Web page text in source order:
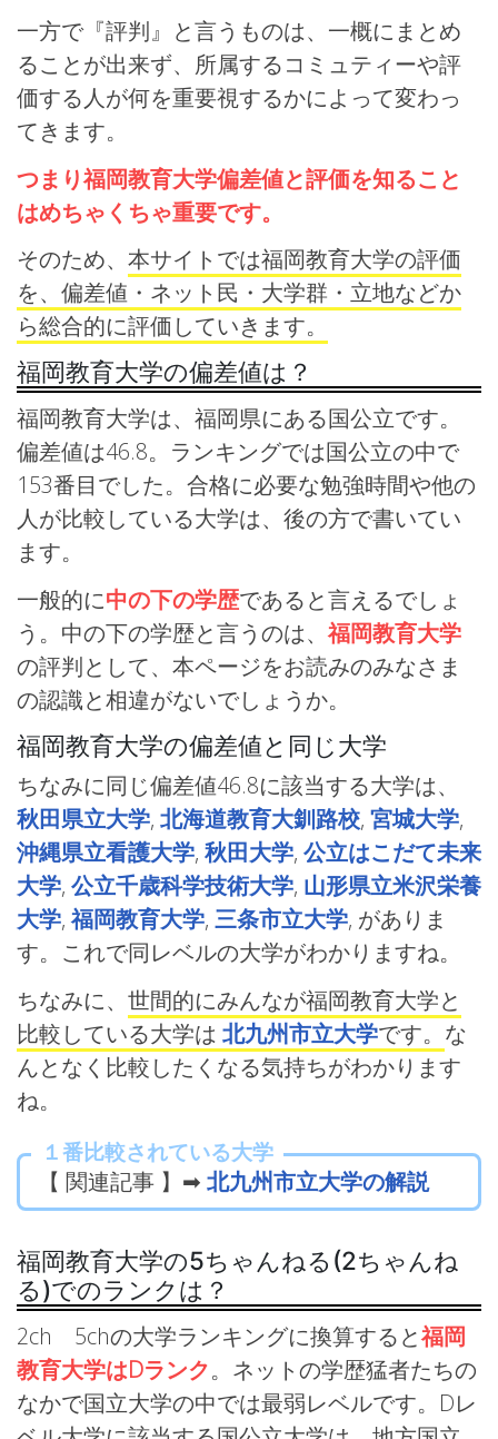
一方で『評判』と言うものは、一概にまとめ
ることが出来ず、所属するコミュティーや評
価する人が何を重要視するかによって変わっ
てきます。
つまり福岡教育大学偏差値と評価を知ること
はめちゃくちゃ重要です。
そのため、 本サイトでは福岡教育大学の評価
を、偏差値・ネット民・大学群・立地などか
ら総合的に評価していきます。
福岡教育大学の偏差値は？
福岡教育大学は、福岡県にある国公立です。
偏差値は46.8。ランキングでは国公立の中で
153番目でした。合格に必要な勉強時間や他の
人が比較している大学は、後の方で書いてい
ます。
一般的に中の下の学歴であると言えるでしょ
う。中の下の学歴と言うのは、福岡教育大学
の評判として、本ページをお読みのみなさま
の認識と相違がないでしょうか。
福岡教育大学の偏差値と同じ大学
ちなみに同じ偏差値46.8に該当する大学は、
秋田県立大学, 北海道教育大釧路校, 宮城大学,
沖縄県立看護大学, 秋田大学, 公立はこだて未来
大学, 公立千歳科学技術大学, 山形県立米沢栄養
大学,福岡教育大学, 三条市立大学, がありま
す。これで同レベルの大学がわかりますね。
ちなみに、 世間的にみんなが福岡教育大学と
比較している大学は 北九州市立大学です。 な
んとなく比較したくなる気持ちがわかります
ね。
１番比較されている大学
【 関連記事 】➡ 北九州市立大学の解説
福岡教育大学の5ちゃんねる(2ちゃんね
る)でのランクは？
2ch 5chの大学ランキングに換算すると福岡
教育大学はDランク。ネットの学歴猛者たちの
なかで国立大学の中では最弱レベルです。Dレ